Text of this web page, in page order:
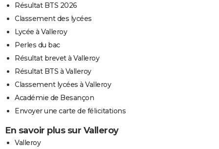
Résultat BTS 2026
Classement des lycées
Lycée à Valleroy
Perles du bac
Résultat brevet à Valleroy
Résultat BTS à Valleroy
Classement lycées à Valleroy
Académie de Besançon
Envoyer une carte de félicitations
En savoir plus sur Valleroy
Valleroy